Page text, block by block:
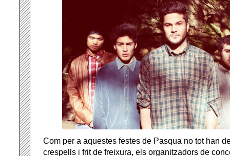
Com per a aquestes festes de Pasqua no tot han
crespells i frit de freixura, els organitzadors de